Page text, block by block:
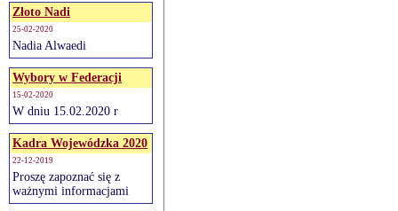
Złoto Nadi
25-02-2020
Nadia Alwaedi
Wybory w Federacji
15-02-2020
W dniu 15.02.2020 r
Kadra Wojewódzka 2020
22-12-2019
Proszę zapoznać się z
ważnymi informacjami